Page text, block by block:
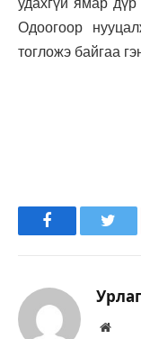
Одоогоор
тогложэ байгаа
Facebook
Урлаг